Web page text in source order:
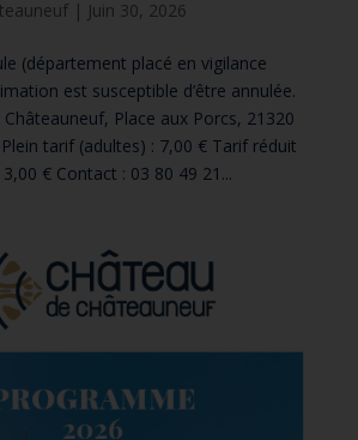
| Juin 30, 2026
(département placé en vigilance
est susceptible d’être annulée.
Place aux Porcs, 21320
Plein tarif (adultes) : 7,00 € Tarif réduit
€ Contact : 03 80 49 21...